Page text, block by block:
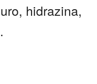
hidrazina,